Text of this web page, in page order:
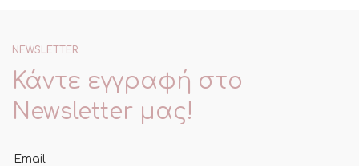
NEWSLETTER
Κάντε εγγραφή στο
Newsletter μας!